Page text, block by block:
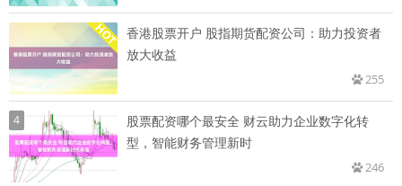
香港股票开户 股指期货配资公司：助力投资者
放大收益
255
4
股票配资哪个最安全 财云助力企业数字化转
型，智能财务管理新时
246